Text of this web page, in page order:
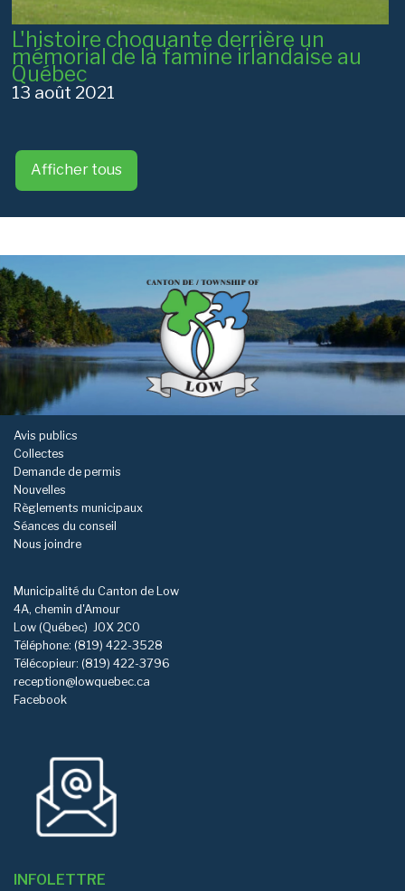
L'histoire choquante derrière un
mémorial de la famine irlandaise au
Québec
13 août 2021
Afficher tous
Avis publics
Collectes
Demande de permis
Nouvelles
Règlements municipaux
Séances du conseil
Nous joindre
Municipalité du Canton de Low
4A, chemin d'Amour
Low (Québec) J0X 2C0
Téléphone: (819) 422-3528
Télécopieur: (819) 422-3796
reception@lowquebec.ca
Facebook
INFOLETTRE